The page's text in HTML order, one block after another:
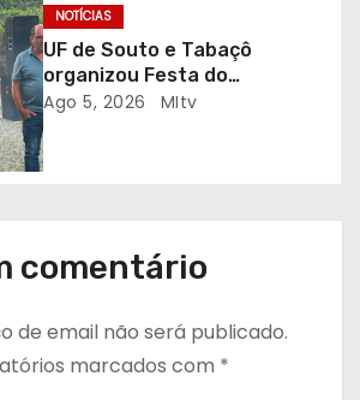
NOTÍCIAS
UF de Souto e Tabaçô
organizou Festa do
Emigrante
Ago 5, 2026 MItv
comentário
de email não será publicado.
marcados com *